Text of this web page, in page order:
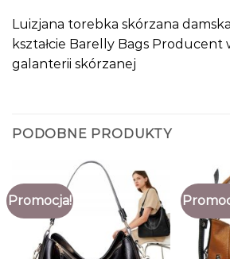
Luizjana torebka skórzana
kształcie Barelly Bags Producent
galanterii skórzanej
PODOBNE PRODUKTY
Promocja!